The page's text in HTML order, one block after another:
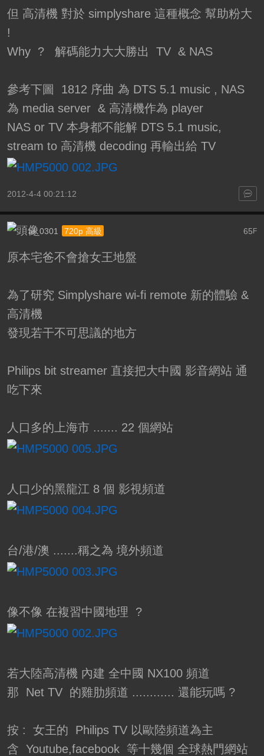
但 高清機 對於 simplyshare 這種概念 幫助粉大
!
Why ? 解碼能力大大勝出 TV & NAS
參考下圖 1812 序曲 為 DTS 5.1 music , NAS
為 media server & 高清機作為 player
NAS or TV 本身都不能解 DTS 5.1 music,
stream to 高清機 decoding 再輸出給 TV
2012-4-4 00:21:12
65 F
ai_0301 720p 高級
原本宅爸不會搶女王地盤
為了研究 Simplyshare wi-fi remote 新的體驗 &
高清機
發現若干不可思議的地方
Philips bit streamer 直接把大中國 影音網站 通
吃下來
人口多的上海市 ....... 22 個網站
人口少的黑龍江 8 個 影視頻道
台/港/澳 .......稱之為 境外頻道
像不像 在複習中國地理 ?
若大陸高清機 內建 全中國 NX100 頻道
那 Net TV 的雞肋頻道 ............ 還能玩嗎 ?
按 : 女王的 Philips TV 以歐陸頻道為主
含 Youtube,facebook 等十幾個 全球熱門網站